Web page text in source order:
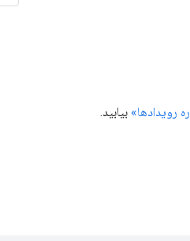
رویدادها» بیابید.